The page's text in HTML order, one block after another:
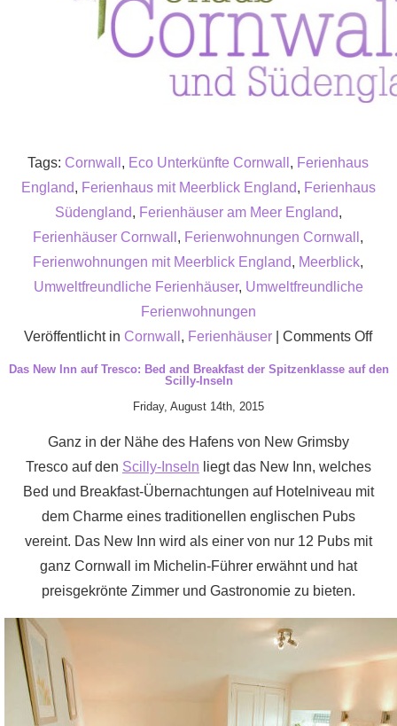
Tags: Cornwall , Eco Unterkünfte Cornwall , Ferienhaus
England, Ferienhaus mit Meerblick England, Ferienhaus
Südengland, Ferienhäuser am Meer England,
Ferienhäuser Cornwall , Ferienwohnungen Cornwall ,
Ferienwohnungen mit Meerblick England, Meerblick,
Umweltfreundliche Ferienhäuser, Umweltfreundliche
Ferienwohnungen
Veröffentlicht in Cornwall , Ferienhäuser |Comments Offon
Das New Inn auf Tresco: Bed and Breakfast der Spitzenklasse auf den
Scilly-Inseln
Friday, August 14th, 2015
Ganz in der Nähe des Hafens von New Grimsby
Tresco auf den Scilly-Inseln liegt das New Inn, welches
Bed und Breakfast-Übernachtungen auf Hotelniveau mit
dem Charme eines traditionellen englischen Pubs
vereint. Das New Inn wird als einer von nur 12 Pubs mit
ganz Cornwall im Michelin-Führer erwähnt und hat
preisgekrönte Zimmer und Gastronomie zu bieten.